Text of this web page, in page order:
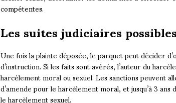
compétentes.
Les suites judiciaires possibles
Une fois la plainte déposée, le parquet peut décider
d’instruction. Si les faits sont avérés, l’auteur du
harcèlement moral ou sexuel. Les sanctions peuvent
d’amende pour le harcèlement moral, et jusqu’à 3